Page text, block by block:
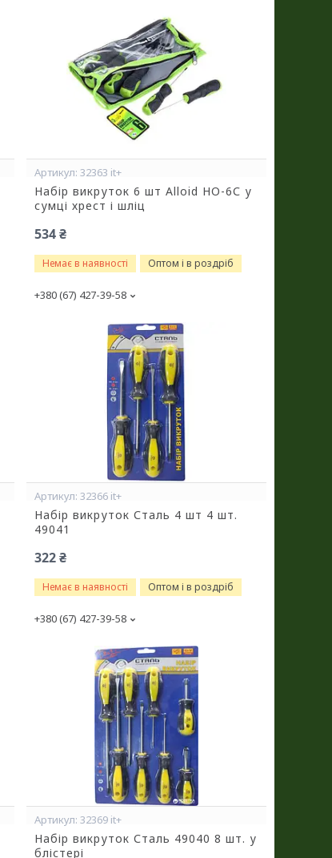
32363 it+
Набір викруток 6 шт Alloid НО-6С у
сумці хрест і шліц
534 ₴
Немає в наявності Оптом і в роздріб
+380 (67) 427-39-58
32366 it+
Набір викруток Сталь 4 шт 4 шт.
49041
322 ₴
Немає в наявності Оптом і в роздріб
+380 (67) 427-39-58
32369 it+
Набір викруток Сталь 49040 8 шт. у
блістері